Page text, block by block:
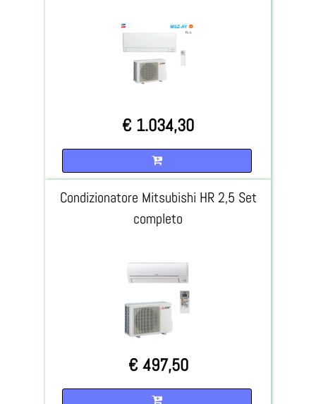
€ 1.034,30
Condizionatore Mitsubishi HR 2,5 Set
completo
€ 497,50